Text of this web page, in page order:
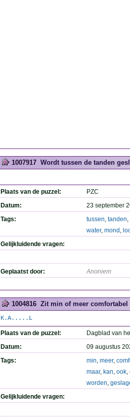
1007917 Wordt tussen de tanden
Plaats van de puzzel:
PZC
Datum:
23 september
Tags:
tussen, tanden,
water, mond ,
Gelijkluidende vragen:
Geplaatst door: Anoniem
1004816 Zit min of meer comfortabel
K.A.....L
Plaats van de puzzel:
Dagblad van
Datum:
09 augustus
Tags:
min, meer,
maar, kan, ook,
worden,
Gelijkluidende vragen: